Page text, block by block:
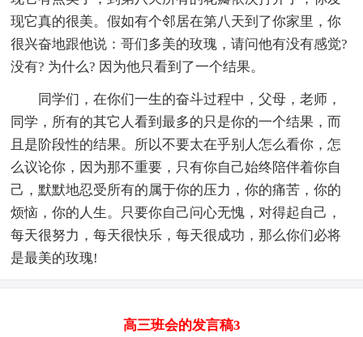
现它真的很美。假如有个邻居在第八天到了你家里，你
很兴奋地跟他说：哥们多美的玫瑰，请问他有没有感觉?
没有? 为什么? 因为他只看到了一个结果。
同学们，在你们一生的奋斗过程中，父母，老师，
同学，所有的其它人看到最多的只是你的一个结果，而
且是阶段性的结果。所以不要太在乎别人怎么看你，怎
么议论你，因为那不重要，只有你自己始终陪伴着你自
己，默默地忍受所有的属于你的压力，你的痛苦，你的
烦恼，你的人生。只要你自己问心无愧，对得起自己，
每天很努力，每天很快乐，每天很成功，那么你们必将
是最美的玫瑰!
高三班会的发言稿3